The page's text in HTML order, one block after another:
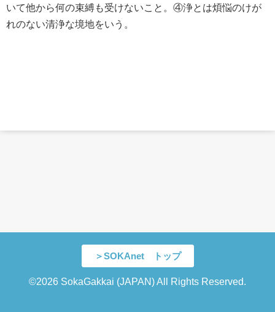
いて他から何の束縛も受けないこと。④浄とは煩悩のけが
れのない清浄な境地をいう。
＞SOKAnet トップ
©2026 SokaGakkai (JAPAN) All Rights Reserved.